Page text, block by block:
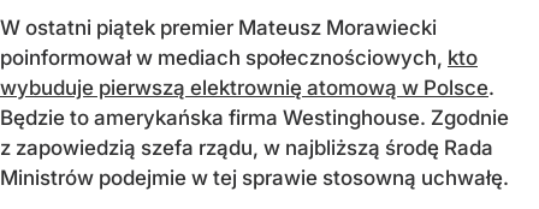
W ostatni piątek premier Mateusz Morawiecki
poinformował w mediach społecznościowych, kto
wybuduje pierwszą elektrownię atomową w Polsce.
Będzie to amerykańska firma Westinghouse. Zgodnie
z zapowiedzią szefa rządu, w najbliższą środę Rada
Ministrów podejmie w tej sprawie stosowną uchwałę.